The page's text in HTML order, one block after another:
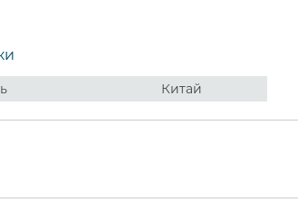
Китай